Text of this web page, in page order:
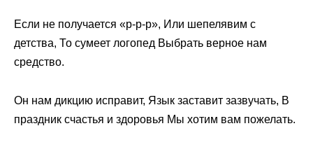
Если не получается «р-р-р», Или шепелявим с
детства, То сумеет логопед Выбрать верное нам
средство.
Он нам дикцию исправит, Язык заставит зазвучать, В
праздник счастья и здоровья Мы хотим вам пожелать.